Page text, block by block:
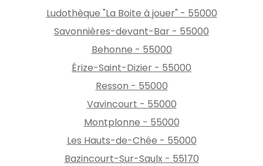
Ludothèque "La Boite à jouer" - 55000
Savonnières-devant-Bar - 55000
Behonne - 55000
Érize-Saint-Dizier - 55000
Resson - 55000
Vavincourt - 55000
Montplonne - 55000
Les Hauts-de-Chée - 55000
Bazincourt-Sur-Saulx - 55170